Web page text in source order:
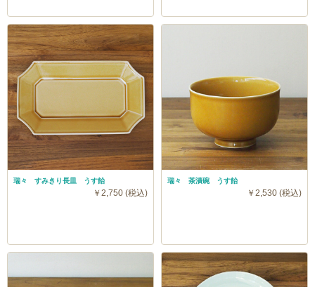
瑞々 すみきり長皿 うす飴
￥2,750 (税込)
瑞々 茶漬碗 うす飴
￥2,530 (税込)